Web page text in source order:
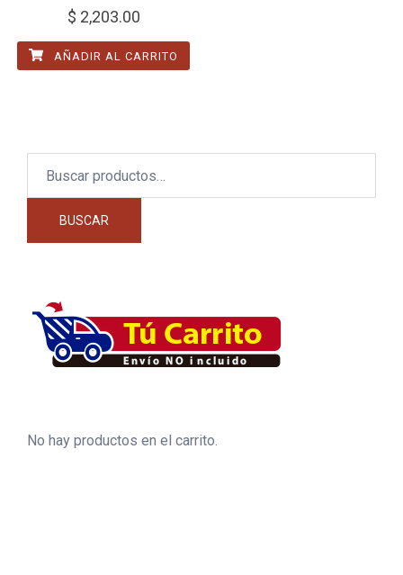
$ 2,203.00
AÑADIR AL CARRITO
BUSCAR
No hay productos en el carrito.